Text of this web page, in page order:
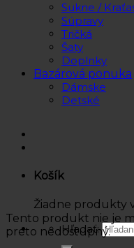
Sukne /
Súpravy
Tričká
Šaty
Doplnky
Bazárová ponuka
Dámske
Detské
Košík
Žiadne produkty
Hľadať:
Tento produkt nie je
preto nedostupný.